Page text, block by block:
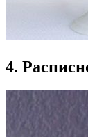
4.